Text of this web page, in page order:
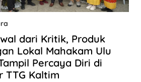
dari Kritik, Produk
Lokal Mahakam Ulu
Percaya Diri di
TTG Kaltim